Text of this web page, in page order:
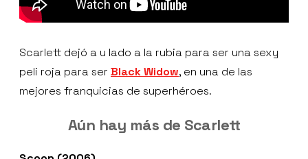
Scarlett dejó a u lado a la rubia para ser una sexy
peli roja para ser Black Widow, en una de las
mejores franquicias de superhéroes.
Aún hay más de Scarlett